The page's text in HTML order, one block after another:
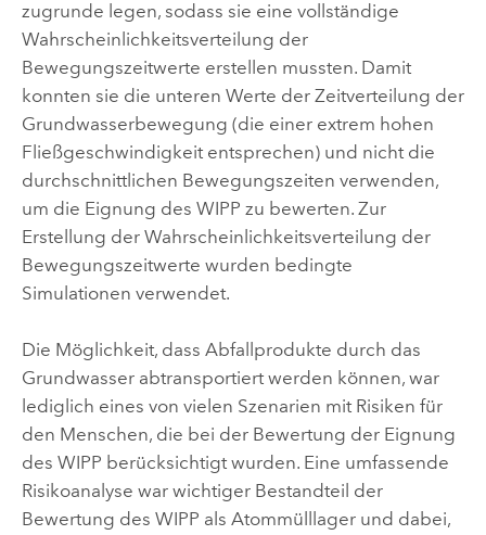
zugrunde legen, sodass sie eine vollständige
Wahrscheinlichkeitsverteilung der
Bewegungszeitwerte erstellen mussten. Damit
konnten sie die unteren Werte der Zeitverteilung der
Grundwasserbewegung (die einer extrem hohen
Fließgeschwindigkeit entsprechen) und nicht die
durchschnittlichen Bewegungszeiten verwenden,
um die Eignung des WIPP zu bewerten. Zur
Erstellung der Wahrscheinlichkeitsverteilung der
Bewegungszeitwerte wurden bedingte
Simulationen verwendet.
Die Möglichkeit, dass Abfallprodukte durch das
Grundwasser abtransportiert werden können, war
lediglich eines von vielen Szenarien mit Risiken für
den Menschen, die bei der Bewertung der Eignung
des WIPP berücksichtigt wurden. Eine umfassende
Risikoanalyse war wichtiger Bestandteil der
Bewertung des WIPP als Atommülllager und dabei,